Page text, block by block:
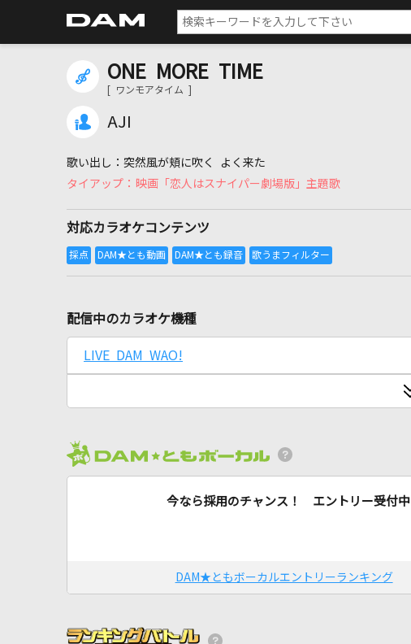
ONE MORE TIME
[ ワンモアタイム ]
AJI
突然風が頬に吹く よく来た
映画「恋人はスナイパー劇場版」主題歌
対応カラオケコンテンツ
配信中のカラオケ機種
LIVE DAM WAO!
今なら採用のチャンス！ エントリー受付中
DAM★ともボーカルエントリーランキング